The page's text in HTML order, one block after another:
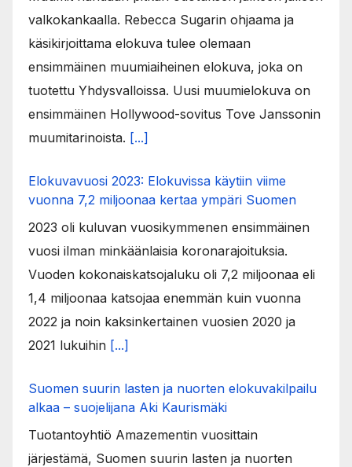
valkokankaalla. Rebecca Sugarin ohjaama ja
käsikirjoittama elokuva tulee olemaan
ensimmäinen muumiaiheinen elokuva, joka on
tuotettu Yhdysvalloissa. Uusi muumielokuva on
ensimmäinen Hollywood-sovitus Tove Janssonin
muumitarinoista. [...]
Elokuvavuosi 2023: Elokuvissa käytiin viime
vuonna 7,2 miljoonaa kertaa ympäri Suomen
2023 oli kuluvan vuosikymmenen ensimmäinen
vuosi ilman minkäänlaisia koronarajoituksia.
Vuoden kokonaiskatsojaluku oli 7,2 miljoonaa eli
1,4 miljoonaa katsojaa enemmän kuin vuonna
2022 ja noin kaksinkertainen vuosien 2020 ja
2021 lukuihin [...]
Suomen suurin lasten ja nuorten elokuvakilpailu
alkaa – suojelijana Aki Kaurismäki
Tuotantoyhtiö Amazementin vuosittain
järjestämä, Suomen suurin lasten ja nuorten